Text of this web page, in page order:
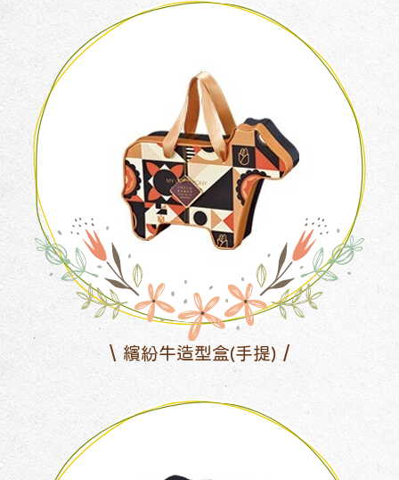
繽紛牛造型盒(手提)